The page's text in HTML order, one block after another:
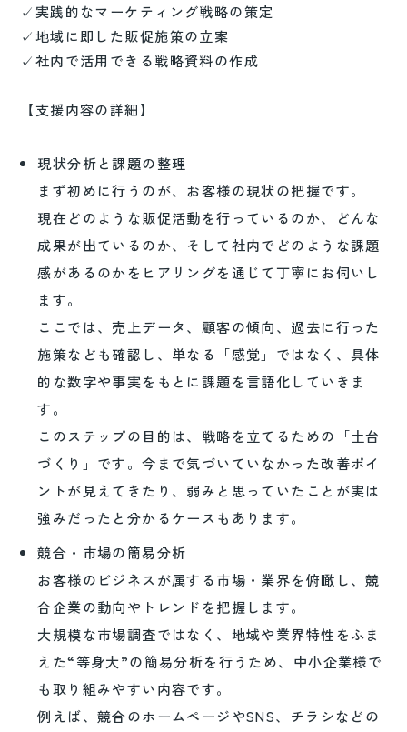
✓実践的なマーケティング戦略の策定
✓地域に即した販促施策の立案
✓社内で活用できる戦略資料の作成
【支援内容の詳細】
現状分析と課題の整理
まず初めに行うのが、お客様の現状の把握です。
現在どのような販促活動を行っているのか、どんな
成果が出ているのか、そして社内でどのような課題
感があるのかをヒアリングを通じて丁寧にお伺いし
ます。
ここでは、売上データ、顧客の傾向、過去に行った
施策なども確認し、単なる「感覚」ではなく、具体
的な数字や事実をもとに課題を言語化していきま
す。
このステップの目的は、戦略を立てるための「土台
づくり」です。今まで気づいていなかった改善ポイ
ントが見えてきたり、弱みと思っていたことが実は
強みだったと分かるケースもあります。
競合・市場の簡易分析
お客様のビジネスが属する市場・業界を俯瞰し、競
合企業の動向やトレンドを把握します。
大規模な市場調査ではなく、地域や業界特性をふま
えた“等身大”の簡易分析を行うため、中小企業様で
も取り組みやすい内容です。
例えば、競合のホームページやSNS、チラシなどの